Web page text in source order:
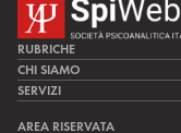
RUBRICHE
LA CURA
LA RICERCA
CHI SIAMO
LA SPI
TEAM DI SPIWEB
SERVIZI
AREA RISERVATA